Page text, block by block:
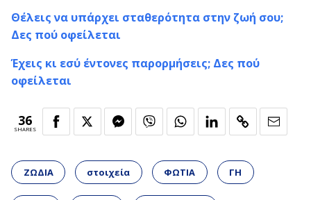
Θέλεις να υπάρχει σταθερότητα στην ζωή σου;
Δες πού οφείλεται
Έχεις κι εσύ έντονες παρορμήσεις; Δες πού
οφείλεται
36
SHARES
ΖΩΔΙΑ στοιχεία ΦΩΤΙΑ ΓΗ